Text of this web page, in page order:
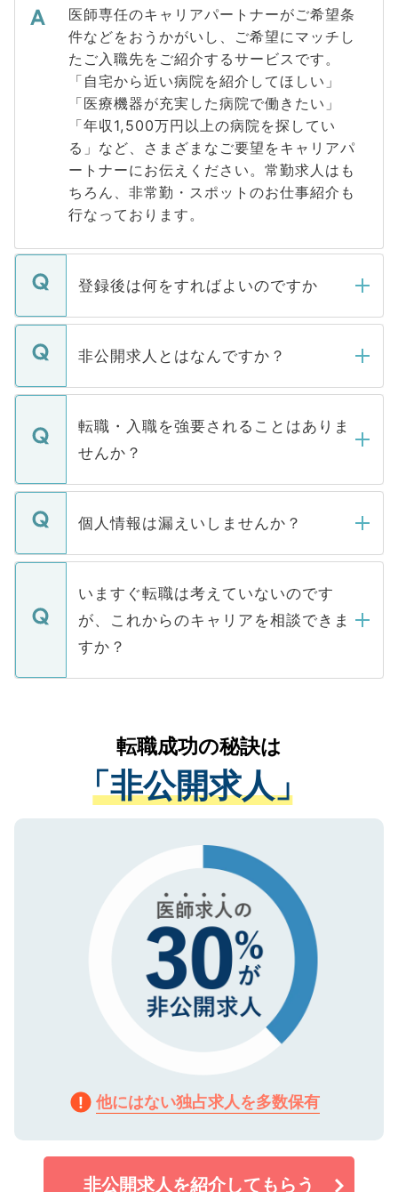
医師専任のキャリアパートナーがご希望条
件などをおうかがいし、ご希望にマッチし
たご入職先をご紹介するサービスです。
「自宅から近い病院を紹介してほしい」
「医療機器が充実した病院で働きたい」
「年収1,500万円以上の病院を探してい
る」など、さまざまなご要望をキャリアパ
ートナーにお伝えください。常勤求人はも
ちろん、非常勤・スポットのお仕事紹介も
行なっております。
登録後は何をすればよいのですか
ご登録いただきましたら、弊社担当者がご
登録内容を確認し、その後メールもしくは
ます。通常、5営業日以内にはご連絡をせて
いただきますので、しばらくお待ちくださ
非公開求人とはなんですか？
マイナビDOCTORで取り扱っている求人の
うち約3割は、Webサイトからご覧いただ
けない「非公開求人」です。非公開求人は
下記の理由によって、一般には公開してい
ません。
■応募殺到を避けるため 人気のある医療機
関を公にしてしまうと、応募が殺到する場
に、医療機関が求める条件に合った人材の
みを人材紹介会社に依頼するケースが増え
ています。
転職・入職を強要されることはありま
せんか？
転職・入職を強要することは一切ありませ
ん。また、仮に応募先から内定をいただい
定を承諾する必要はありません。内定先へ
の辞退の連絡はキャリアパートナーが行い
個人情報は漏えいしませんか？
個人情報が漏えいすることはありませんの
で、ご安心ください。当サイトからの登録
などで収集したご登録者様の個人情報は、
ご本人のキャリアアップおよび転職活動の
支援を目的に使用いたします。お預かりし
ているすべての個人データはご本人の許可
は、個人情報の取り扱いについての厳密な
管理基準を満たした事業者のみに付与され
る、プライバシーマークを取得済みです。
で、機密保持に関してもご安心ください。
いますぐ転職は考えていないのです
が、これからのキャリアを相談できま
すか？
かがいして、現在の医療機関の状況や紹介
経験をまじえながら、適切なアドバイスを
させていただきます。すぐにご転職をされ
ない方には、長期的なサポートが可能です
ので、まずはご登録ください。
転職成功の秘訣は
「非公開求人」
他にはない独占求人を多数保有
非公開求人を紹介してもらう